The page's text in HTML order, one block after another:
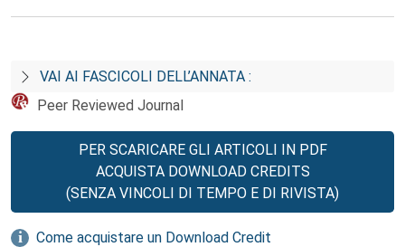
VAI AI FASCICOLI DELL’ANNATA :
Peer Reviewed Journal
PER SCARICARE GLI ARTICOLI IN PDF
ACQUISTA DOWNLOAD CREDITS
(SENZA VINCOLI DI TEMPO E DI RIVISTA)
Come acquistare un Download Credit